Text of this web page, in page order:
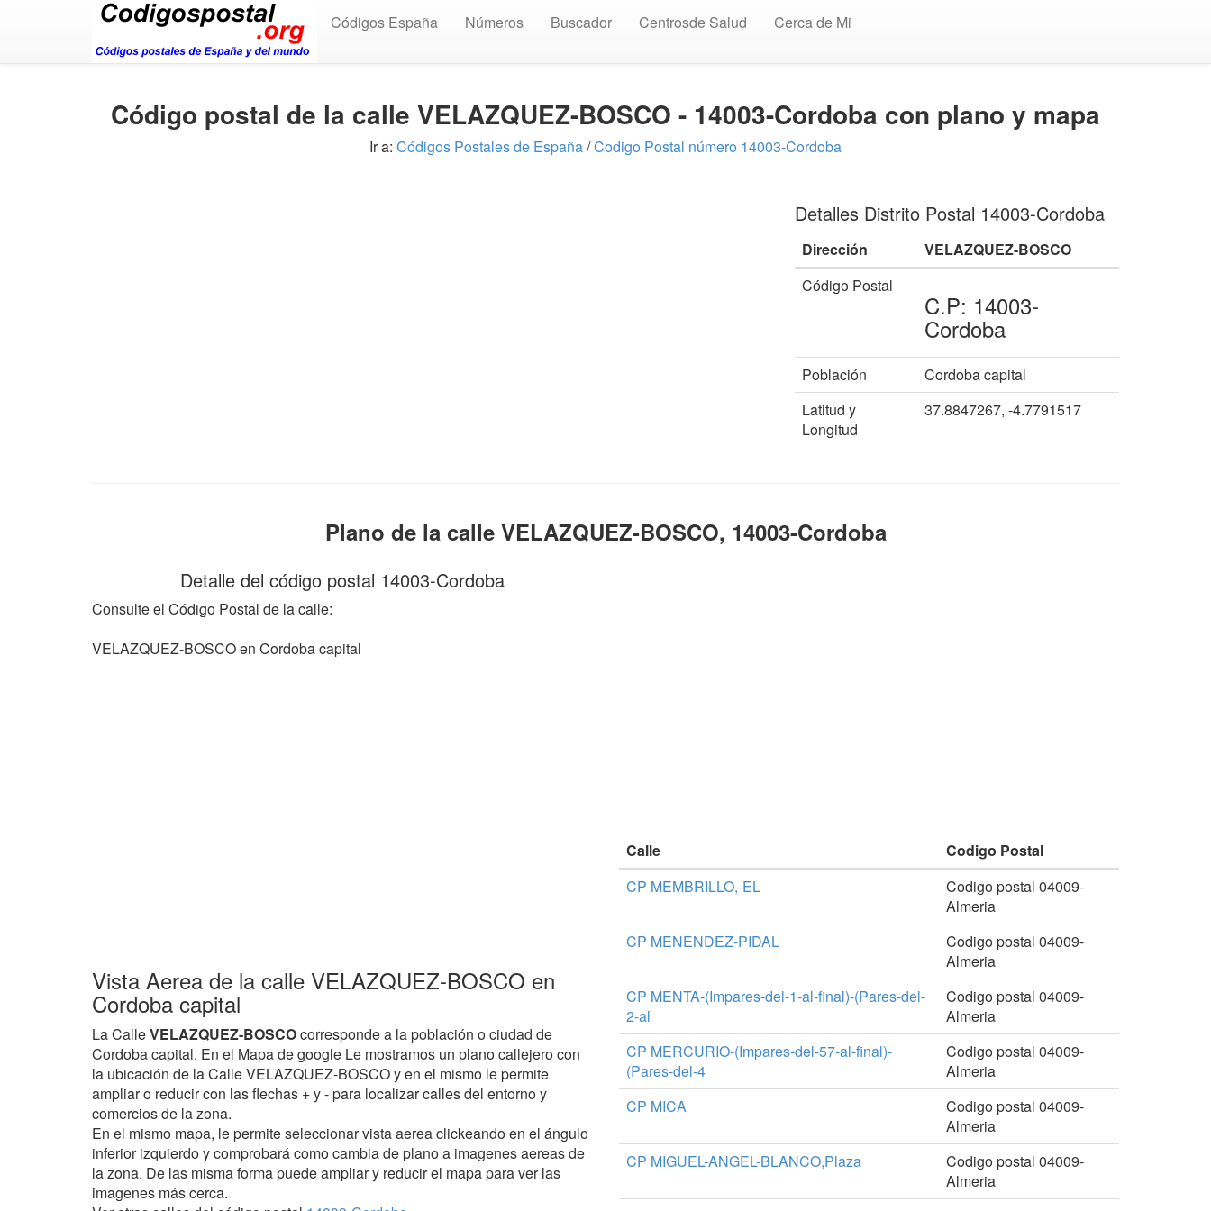
Códigos España Números Buscador Centrosde Salud Cerca de Mi
Código postal de la calle VELAZQUEZ-BOSCO - 14003-Cordoba con plano y mapa
Ir a: Códigos Postales de España/Codigo Postal número 14003-Cordoba
Detalles Distrito Postal 14003-Cordoba
Dirección
VELAZQUEZ-BOSCO
Código Postal
C.P: 14003-
Cordoba
Población
Cordoba capital
Latitud y
Longitud
37.8847267, -4.7791517
Plano de la calle VELAZQUEZ-BOSCO, 14003-Cordoba
Detalle del código postal 14003-Cordoba
Consulte el Código Postal de la calle:
VELAZQUEZ-BOSCO en Cordoba capital
Vista Aerea de la calle VELAZQUEZ-BOSCO en
Cordoba capital
La CalleVELAZQUEZ-BOSCOcorresponde a la población o ciudad de
Cordoba capital, En el Mapa de google Le mostramos un plano callejero con
la ubicación de la Calle VELAZQUEZ-BOSCO y en el mismo le permite
ampliar o reducir con las flechas + y - para localizar calles del entorno y
comercios de la zona.
En el mismo mapa, le permite seleccionar vista aerea clickeando en el ángulo
inferior izquierdo y comprobará como cambia de plano a imagenes aereas de
la zona. De las misma forma puede ampliar y reducir el mapa para ver las
imagenes más cerca.
Calle
Codigo Postal
CP MEMBRILLO,-EL
Codigo postal 04009-
Almeria
CP MENENDEZ-PIDAL
Codigo postal 04009-
Almeria
CP MENTA-(Impares-del-1-al-final)-(Pares-del-
2-al
Codigo postal 04009-
Almeria
CP MERCURIO-(Impares-del-57-al-final)-
(Pares-del-4
Codigo postal 04009-
Almeria
CP MICA
Codigo postal 04009-
Almeria
CP MIGUEL-ANGEL-BLANCO,Plaza
Codigo postal 04009-
Almeria